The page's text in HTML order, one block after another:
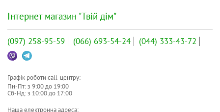
Інтернет магазин "Твій дім"
(097) 258-95-59 (066) 693-54-24 (044) 333-43-72
Графік роботи call-центру:
Пн-Пт: з 9:00до 19:00
Сб-Нд: з 10:00до 17:00
Наша електронна адреса: